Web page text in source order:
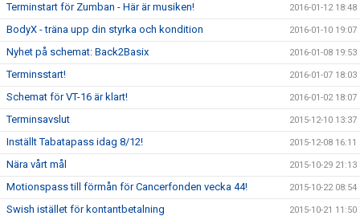
Terminstart för Zumban - Här är musiken! 2016-01-12 18:48
BodyX - träna upp din styrka och kondition 2016-01-10 19:07
Nyhet på schemat: Back2Basix 2016-01-08 19:53
Terminsstart! 2016-01-07 18:03
Schemat för VT-16 är klart! 2016-01-02 18:07
Terminsavslut 2015-12-10 13:37
Inställt Tabatapass idag 8/12! 2015-12-08 16:11
Nära vårt mål 2015-10-29 21:13
Motionspass till förmån för Cancerfonden vecka 44! 2015-10-22 08:54
Swish istället för kontantbetalning 2015-10-21 11:50